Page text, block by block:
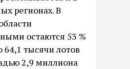
регионах. В
остаются 53 %
64,1 тысячи лотов
2,9 миллиона